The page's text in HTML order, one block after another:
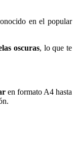
en el popular
oscuras, lo que te
en formato A4 hasta